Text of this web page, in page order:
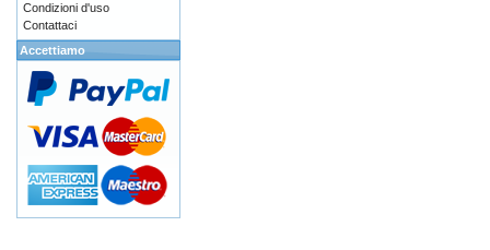
Condizioni d'uso
Contattaci
Accettiamo